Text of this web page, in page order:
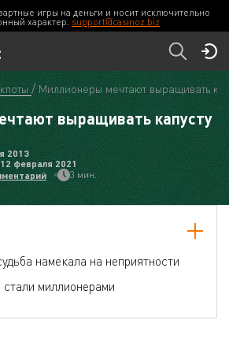
игры на деньги и носит исключительно
характер. support@casinoz.biz
Миллионеры мечтают выращивать
выращивать капусту
2013
12 февраля 2021
3 мин.
намекала на неприятности
миллионерами